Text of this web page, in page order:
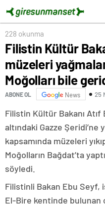
228 okunma
Filistin Kültür
müzeleri
Moğolları bile
ABONE OL News 25
Filistin Kültür Bakanı Atıf
altındaki Gazze Şeridi’ne
kapsamında müzeleri
Moğolların Bağdat’ta
söyledi.
Filistinli Bakan Ebu Seyf,
El-Bire kentinde bulunan